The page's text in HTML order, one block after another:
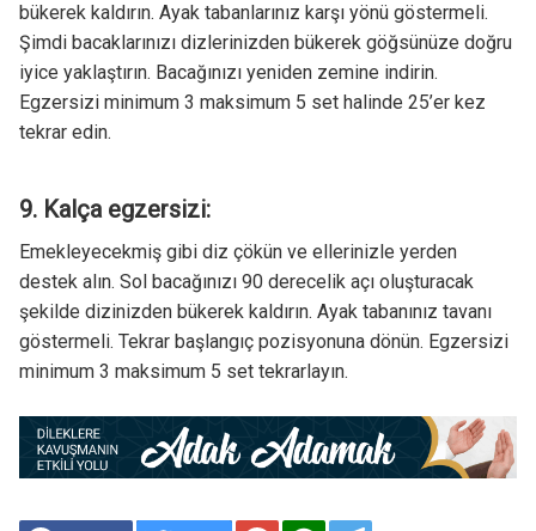
bükerek kaldırın. Ayak tabanlarınız karşı yönü göstermeli.
Şimdi bacaklarınızı dizlerinizden bükerek göğsünüze doğru
iyice yaklaştırın. Bacağınızı yeniden zemine indirin.
Egzersizi minimum 3 maksimum 5 set halinde 25’er kez
tekrar edin.
9. Kalça egzersizi:
Emekleyecekmiş gibi diz çökün ve ellerinizle yerden
destek alın. Sol bacağınızı 90 derecelik açı oluşturacak
şekilde dizinizden bükerek kaldırın. Ayak tabanınız tavanı
göstermeli. Tekrar başlangıç pozisyonuna dönün. Egzersizi
minimum 3 maksimum 5 set tekrarlayın.